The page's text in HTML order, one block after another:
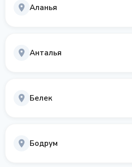
Аланья
Анталья
Белек
Бодрум